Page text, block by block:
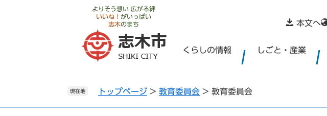
よりそう想い 広がる絆
いいね！ がいっぱい
志木のまち 本文へ
くらしの情報 しごと・産業
現在地 トップページ > 教育委員会 > 教育委員会